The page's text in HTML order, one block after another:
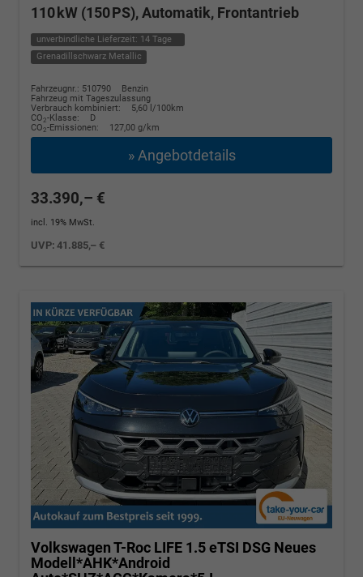
110 kW (150 PS), Automatik, Frontantrieb
unverbindliche Lieferzeit: 14 Tage
Grenadillschwarz Metallic
Fahrzeugnr.: 510790
Benzin
Fahrzeug mit Tageszulassung
Verbrauch kombiniert:
5,60 l/100km
CO2-Klasse:
D
CO2-Emissionen: 127,00 g/km
» Angebotdetails
33.390,– €
incl. 19% MwSt.
UVP:41.885,– €
Volkswagen T-Roc LIFE 1.5 eTSI DSG Neues
Modell*AHK*Android